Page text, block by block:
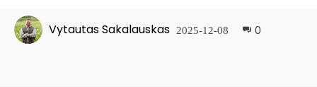
Vytautas Sakalauskas 2025-12-08 0